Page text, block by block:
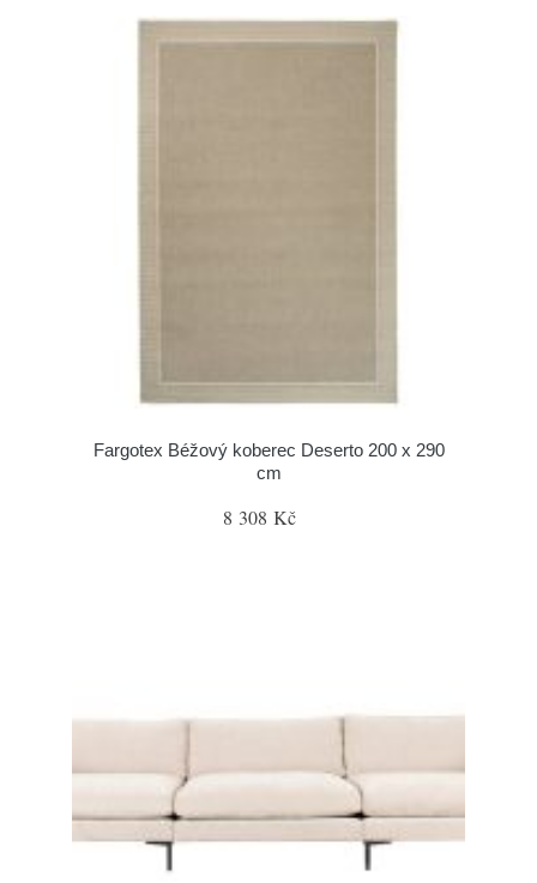
Fargotex Béžový koberec Deserto 200 x 290
cm
8 308 Kč